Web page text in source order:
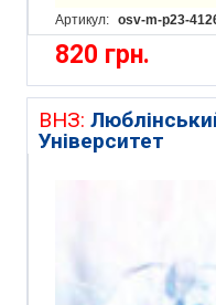
Артикул: osv-m-p23-
820 грн.
ВНЗ:
Університет